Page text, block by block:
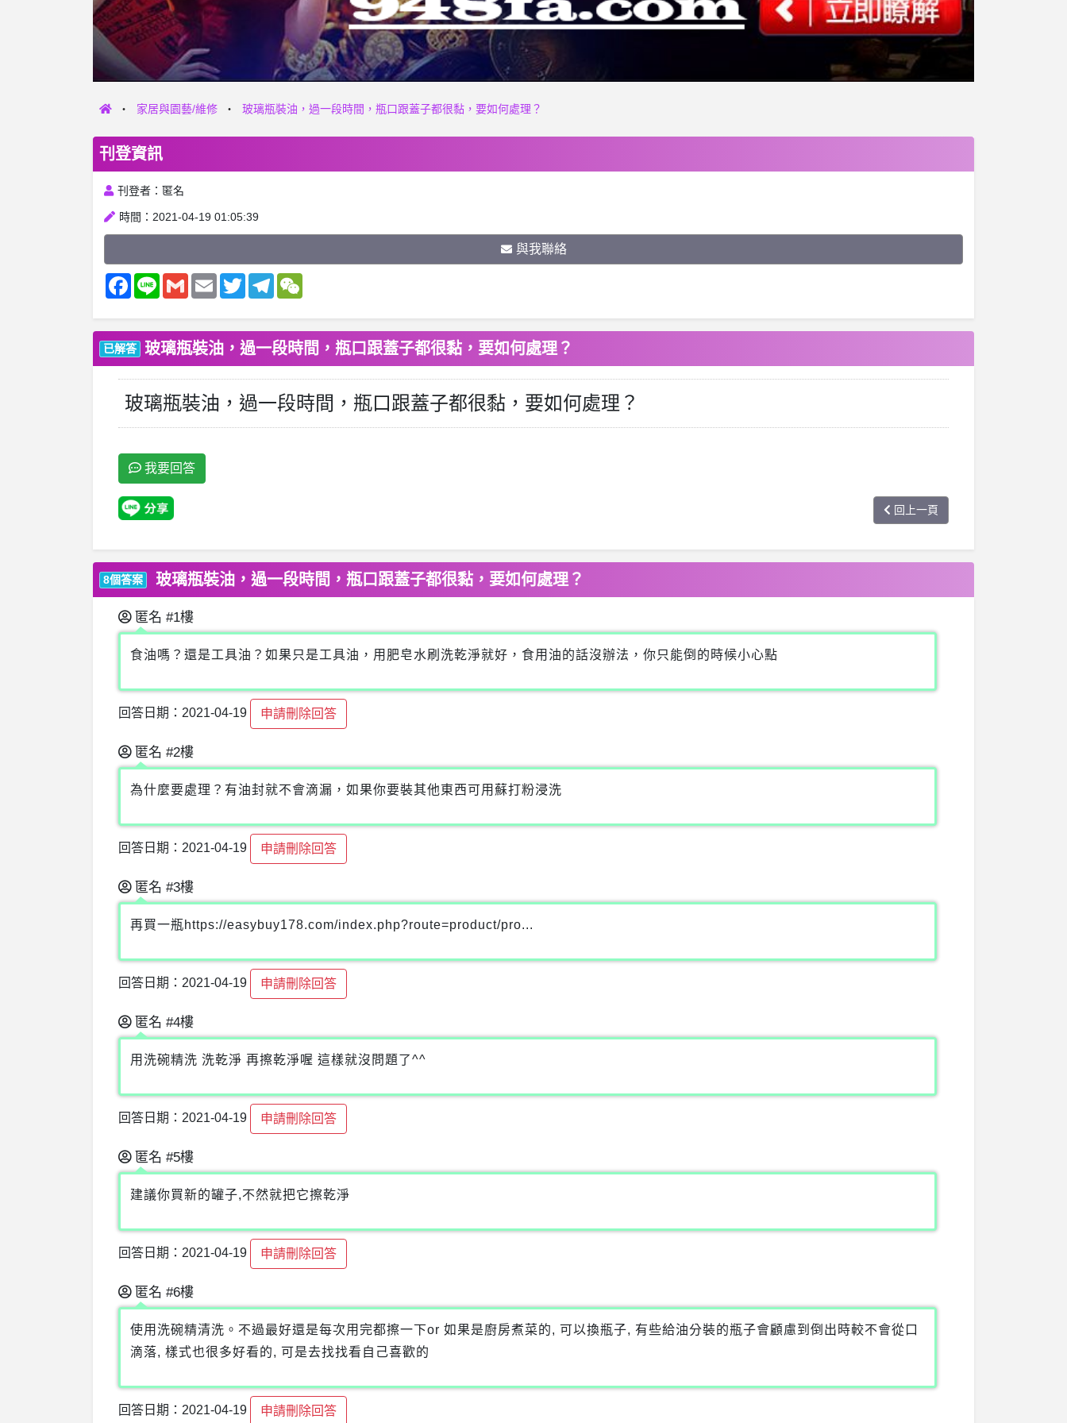
家居與園藝/維修 玻璃瓶裝油，過一段時間，瓶口跟蓋子都很黏，要如何處理？
刊登資訊
刊登者：匿名
時間：2021-04-19 01:05:39
與我聯絡
Facebook
Line Gmail Email TwitterTelegram
已解答 玻璃瓶裝油，過一段時間，瓶口跟蓋子都很黏，要如何處理？
玻璃瓶裝油，過一段時間，瓶口跟蓋子都很黏，要如何處理？
我要回答
回上一頁
8個答案 玻璃瓶裝油，過一段時間，瓶口跟蓋子都很黏，要如何處理？
匿名 #1樓
食油嗎？還是工具油？如果只是工具油，用肥皂水刷洗乾淨就好，食用油的話沒辦法，你只能倒的時候小心點
回答日期：2021-04-19 申請刪除回答
匿名 #2樓
為什麼要處理？有油封就不會滴漏，如果你要裝其他東西可用蘇打粉浸洗
回答日期：2021-04-19 申請刪除回答
匿名 #3樓
再買一瓶https://easybuy178.com/index.php?route=product/pro...
回答日期：2021-04-19 申請刪除回答
匿名 #4樓
用洗碗精洗 洗乾淨 再擦乾淨喔 這樣就沒問題了^^
回答日期：2021-04-19 申請刪除回答
匿名 #5樓
建議你買新的罐子,不然就把它擦乾淨
回答日期：2021-04-19 申請刪除回答
匿名 #6樓
使用洗碗精清洗。不過最好還是每次用完都擦一下or 如果是廚房煮菜的, 可以換瓶子, 有些給油分裝的瓶子會顧慮到倒出時較不會從口
滴落, 樣式也很多好看的, 可是去找找看自己喜歡的
回答日期：2021-04-19 申請刪除回答